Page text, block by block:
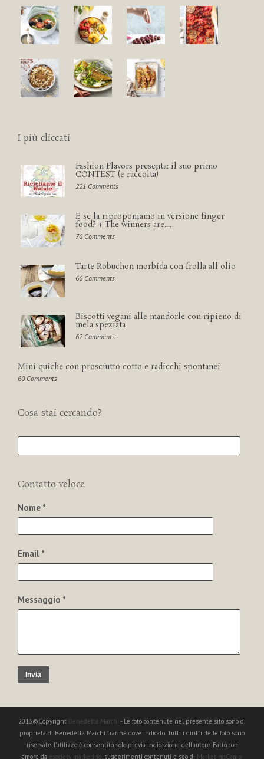
I più cliccati
Fashion Flavors presenta: il suo primo
CONTEST (e raccolta)
221 Comments
E se la riproponiamo in versione finger
food? + The winners are....
76 Comments
Tarte Robuchon morbida con frolla all'olio
66 Comments
Biscotti vegani alle mandorle con ripieno di
mela speziata
62 Comments
Mini quiche con prosciutto cotto e radicchi spontanei
60 Comments
Cosa stai cercando?
Contatto veloce
Nome *
Email *
Messaggio *
Invia
2013©Copyright Benedetta Marchi - Le foto contenute nel presente sito sono di
proprietà di Benedetta Marchi tranne dove indicato. Tutti i diritti delle foto sono
riservate, l'utilizzo è consentito solo previa indicazione dell'autore. Fatto con
amore da esociety marketing, suggerimenti contenuti e seo di MarketingCamp